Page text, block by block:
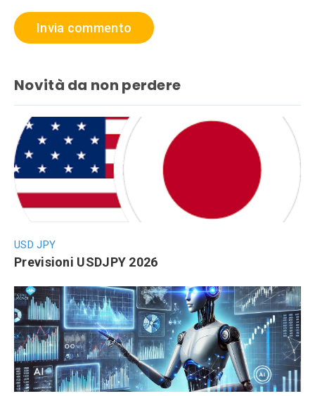
Novità da non perdere
USD JPY
Previsioni USDJPY 2026